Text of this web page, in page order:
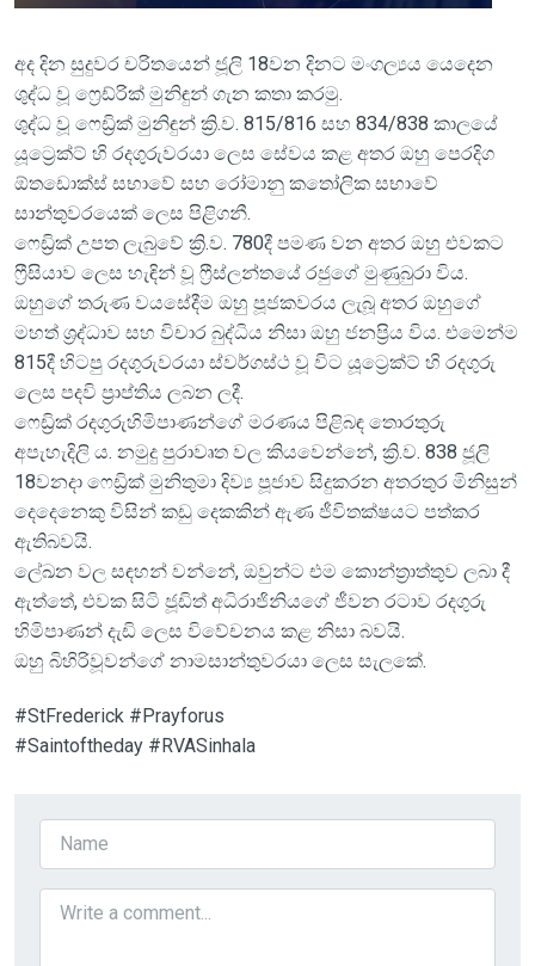
අද දින සුදුවර චරිතයෙන් ජූලි 18වන දිනට මංගල්‍යය යෙදෙන
ශුද්ධ වූ ෆ්‍රෙඩ්රික් මුනිඳුන් ගැන කතා කරමු.
ශුද්ධ වූ ෆෙඩ්‍රික් මුනිඳුන් ක්‍රි.ව. 815/816 සහ 834/838 කාලයේ
යූට්‍රෙක්ට් හි රදගුරුවරයා ලෙස සේවය කළ අතර ඔහු පෙරදිග
ඕතඩොක්ස් සභාවේ සහ රෝමානු කතෝලික සභාවේ
සාන්තුවරයෙක් ලෙස පිළිගනී.
ෆෙඩ්‍රික් උපත ලැබුවේ ක්‍රි.ව. 780දී පමණ වන අතර ඔහු එවකට
ෆ්‍රීසියාව ලෙස හැඳින් වූ ෆ්‍රීස්ලන්තයේ රජුගේ මුණුබුරා විය.
ඔහුගේ තරුණ වයසේදීම ඔහු පූජකවරය ලැබූ අතර ඔහුගේ
මහත් ශ්‍රද්ධාව සහ විචාර බුද්ධිය නිසා ඔහු ජනප්‍රිය විය. එමෙන්ම
815දී හිටපු රදගුරුවරයා ස්වර්ගස්ථ වූ විට යූට්‍රෙක්ට් හි රදගුරු
ලෙස පදවි ප්‍රාප්තිය ලබන ලදී.
ෆෙඩ්‍රික් රදගුරුහිමිපාණන්ගේ මරණය පිළිබඳ තොරතුරු
අපැහැදිලි ය. නමුදු පුරාවෘත වල කියවෙන්නේ, ක්‍රි.ව. 838 ජූලි
18වනදා ෆෙඩ්‍රික් මුනිතුමා දිව්‍ය පූජාව සිදුකරන අතරතුර මිනිසුන්
දෙදෙනෙකු විසින් කඩු දෙකකින් ඇණ ජීවිතක්ෂයට පත්කර
ඇතිබවයි.
ලේඛන වල සඳහන් වන්නේ, ඔවුන්ට එම කොන්ත්‍රාත්තුව ලබා දී
ඇත්තේ, එවක සිටි ජූඩිත් අධි‍රාජිනියගේ ජීවන රටාව රදගුරු
හිමිපාණන් දැඩි ලෙස විවේචනය කළ නිසා බවයි.
ඔහු බිහිරිවූවන්ගේ නාමසාන්තුවරයා ලෙස සැලකේ.
#StFrederick #Prayforus
#Saintoftheday #RVASinhala